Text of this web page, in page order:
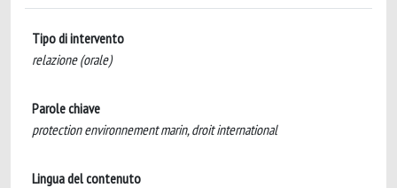
Tipo di intervento
relazione (orale)
Parole chiave
protection environnement marin, droit international
Lingua del contenuto